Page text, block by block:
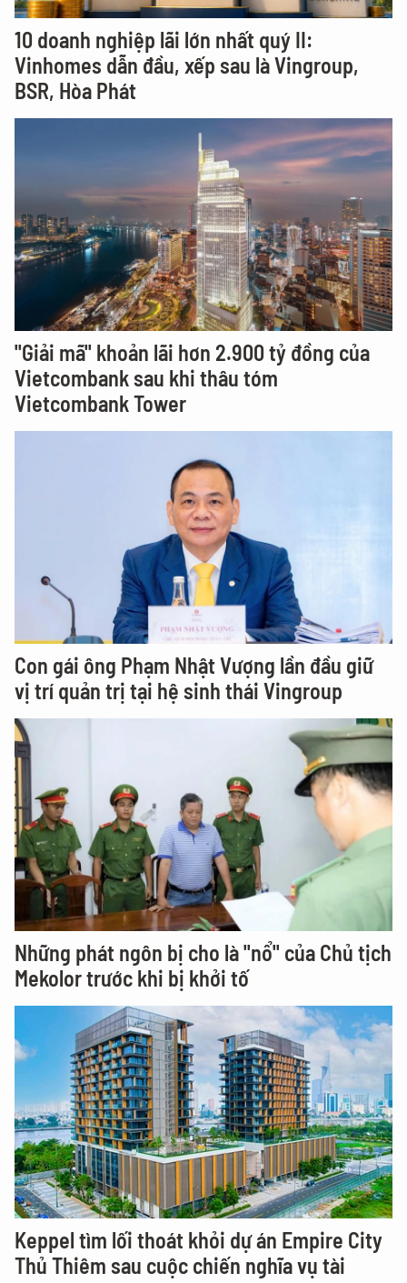
10 doanh nghiệp lãi lớn nhất quý II:
Vinhomes dẫn đầu, xếp sau là Vingroup,
BSR, Hòa Phát
"Giải mã" khoản lãi hơn 2.900 tỷ đồng của
Vietcombank sau khi thâu tóm
Vietcombank Tower
Con gái ông Phạm Nhật Vượng lần đầu giữ
vị trí quản trị tại hệ sinh thái Vingroup
Những phát ngôn bị cho là "nổ" của Chủ tịch
Mekolor trước khi bị khởi tố
Keppel tìm lối thoát khỏi dự án Empire City
Thủ Thiêm sau cuộc chiến nghĩa vụ tài